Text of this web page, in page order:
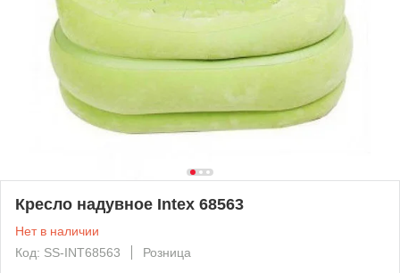
Кресло надувное Intex 68563
Нет в наличии
Код: SS-INT68563
Розница